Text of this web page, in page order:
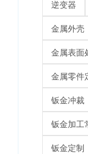
逆变器
金属外壳
金属表面
金属零件
钣金冲裁
钣金加工
钣金定制